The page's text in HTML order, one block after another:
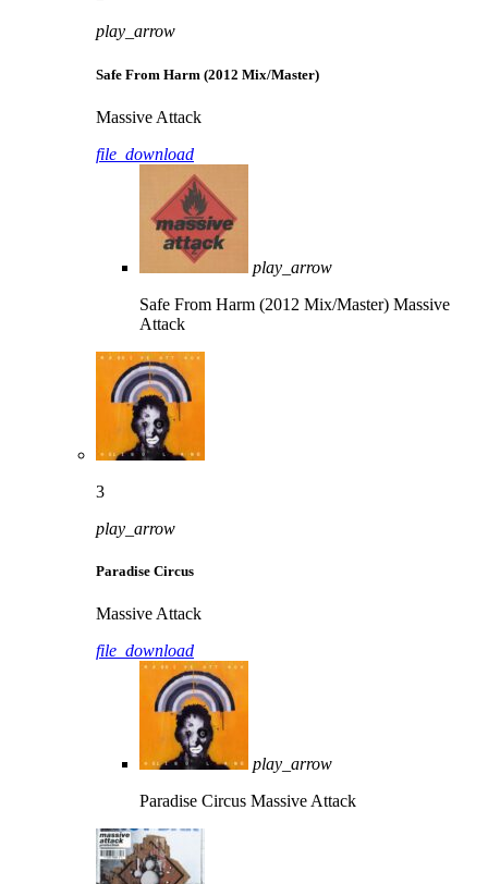
play_arrow
Safe From Harm (2012 Mix/Master)
Massive Attack
file_download
play_arrow
Safe From Harm (2012 Mix/Master) Massive
Attack
3
play_arrow
Paradise Circus
Massive Attack
file_download
play_arrow
Paradise Circus Massive Attack